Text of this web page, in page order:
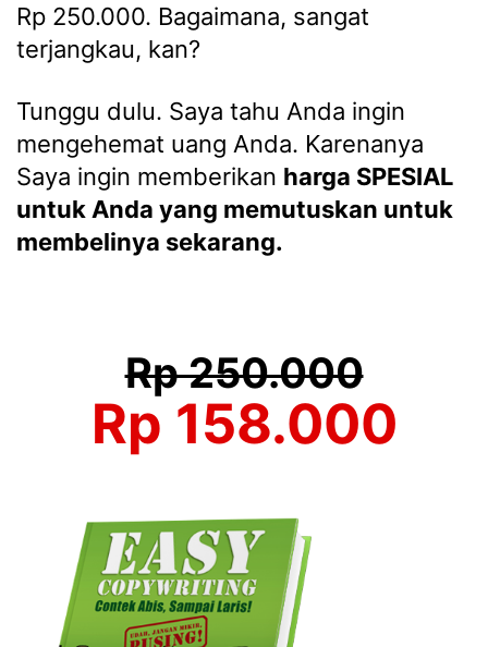
Rp 250.000. Bagaimana, sangat
terjangkau, kan?
Tunggu dulu. Saya tahu Anda ingin
mengehemat uang Anda. Karenanya
Saya ingin memberikan harga SPESIAL
untuk Anda yang memutuskan untuk
membelinya sekarang.
Rp 250.000
Rp 158.000